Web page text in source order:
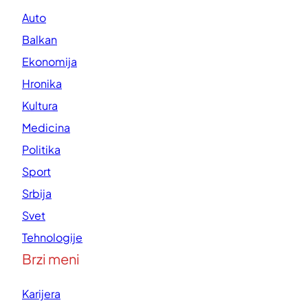
Auto
Balkan
Ekonomija
Hronika
Kultura
Medicina
Politika
Sport
Srbija
Svet
Tehnologije
Brzi meni
Karijera